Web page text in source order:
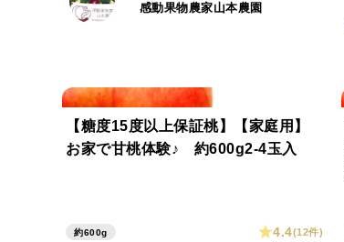
感動果物農家山本農園
【糖度15度以上保証桃】【家庭用】
お家で甘桃体験♪ 約600g2-4玉入
約600g 4.4(12件)